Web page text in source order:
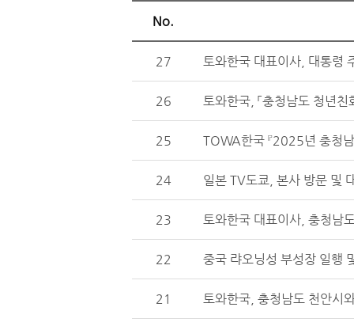
No.
27 토와한국 대표이사, 대통령
26 토와한국, 「충청남도 청년
25 TOWA한국 『2025년 충청
24 일본 TV도쿄, 본사 방문 및
23 토와한국 대표이사, 충청
22 중국 랴오닝성 부성장 일행
21 토와한국, 충청남도 천안시